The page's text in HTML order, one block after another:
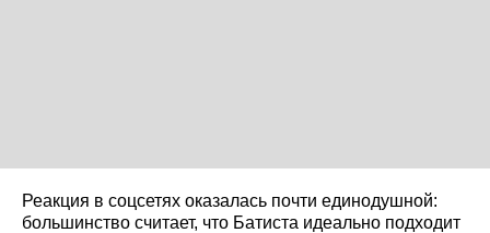
Реакция в соцсетях оказалась почти единодушной:
большинство считает, что Батиста идеально подходит